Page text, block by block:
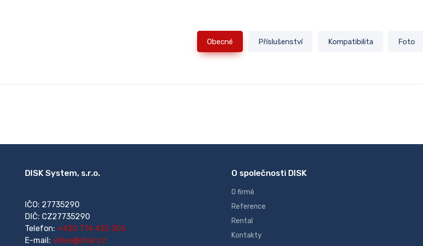
Obecné Příslušenství Kompatibilita Foto
DISK System, s.r.o.
IČO: 27735290
DIČ: CZ27735290
Telefon: +420 774 425 306
E-mail: video@disk.cz
O společnosti DISK
O firmě
Reference
Rental
Kontakty